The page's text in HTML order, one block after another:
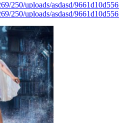
250/uploads/asdasd/
250/uploads/asdasd/